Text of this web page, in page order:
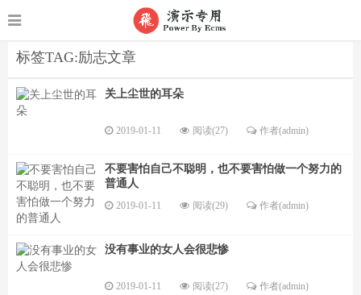
标签TAG:励志文章
关上尘世的耳朵
2019-01-11 阅读(27) 作者(admin)
不要害怕自己不聪明，也不要害怕做一个努力的
普通人
2019-01-11 阅读(29) 作者(admin)
没有事业的女人会很悲惨
2019-01-11 阅读(27) 作者(admin)